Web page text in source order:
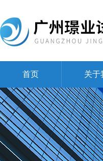
首页 关于